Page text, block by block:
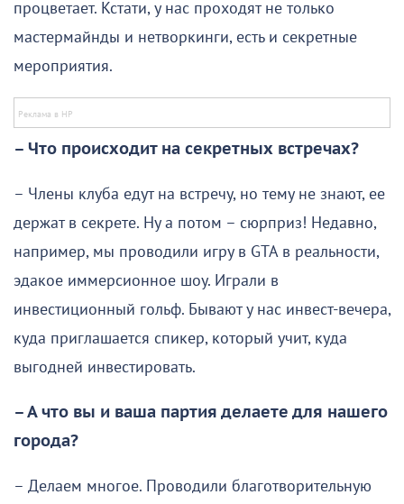
процветает. Кстати, у нас проходят не только
мастермайнды и нетворкинги, есть и секретные
мероприятия.
– Что происходит на секретных встречах?
– Члены клуба едут на встречу, но тему не знают, ее
держат в секрете. Ну а потом – сюрприз! Недавно,
например, мы проводили игру в GTA в реальности,
эдакое иммерсионное шоу. Играли в
инвестиционный гольф. Бывают у нас инвест-вечера,
куда приглашается спикер, который учит, куда
выгодней инвестировать.
– А что вы и ваша партия делаете для нашего
города?
– Делаем многое. Проводили благотворительную